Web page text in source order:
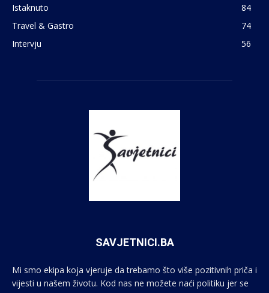
Istaknuto
84
Travel & Gastro
74
Intervju
56
SAVJETNICI.BA
Mi smo ekipa koja vjeruje da trebamo što više pozitivnih priča i
vijesti u našem životu. Kod nas ne možete naći politiku jer se